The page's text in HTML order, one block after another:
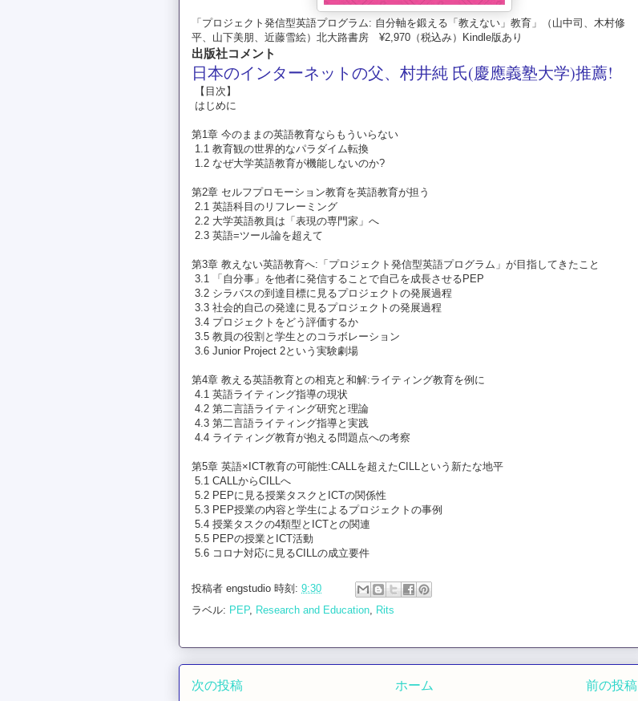
「プロジェクト発信型英語プログラム: 自分軸を鍛える「教えない」教育」（山中司、木村修
平、山下美朋、近藤雪絵）北大路書房 ¥2,970（税込み）Kindle版あり
出版社コメント
日本のインターネットの父、村井純 氏(慶應義塾大学)推薦!
【目次】
はじめに
第1章 今のままの英語教育ならもういらない
1.1 教育観の世界的なパラダイム転換
1.2 なぜ大学英語教育が機能しないのか?
第2章 セルフプロモーション教育を英語教育が担う
2.1 英語科目のリフレーミング
2.2 大学英語教員は「表現の専門家」へ
2.3 英語=ツール論を超えて
第3章 教えない英語教育へ:「プロジェクト発信型英語プログラム」が目指してきたこと
3.1 「自分事」を他者に発信することで自己を成長させるPEP
3.2 シラバスの到達目標に見るプロジェクトの発展過程
3.3 社会的自己の発達に見るプロジェクトの発展過程
3.4 プロジェクトをどう評価するか
3.5 教員の役割と学生とのコラボレーション
3.6 Junior Project 2という実験劇場
第4章 教える英語教育との相克と和解:ライティング教育を例に
4.1 英語ライティング指導の現状
4.2 第二言語ライティング研究と理論
4.3 第二言語ライティング指導と実践
4.4 ライティング教育が抱える問題点への考察
第5章 英語×ICT教育の可能性:CALLを超えたCILLという新たな地平
5.1 CALLからCILLへ
5.2 PEPに見る授業タスクとICTの関係性
5.3 PEP授業の内容と学生によるプロジェクトの事例
5.4 授業タスクの4類型とICTとの関連
5.5 PEPの授業とICT活動
5.6 コロナ対応に見るCILLの成立要件
投稿者 engstudio 時刻: 9:30
ラベル: PEP, Research and Education, Rits
次の投稿 前の投稿
ホーム